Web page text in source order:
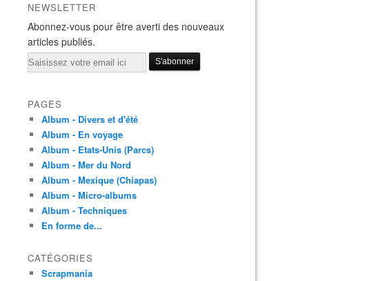
NEWSLETTER
Abonnez-vous pour être averti des nouveaux
articles publiés.
Email
PAGES
Album - Divers et d'été
Album - En voyage
Album - Etats-Unis (Parcs)
Album - Mer du Nord
Album - Mexique (Chiapas)
Album - Micro-albums
Album - Techniques
En forme de...
CATÉGORIES
Scrapmania